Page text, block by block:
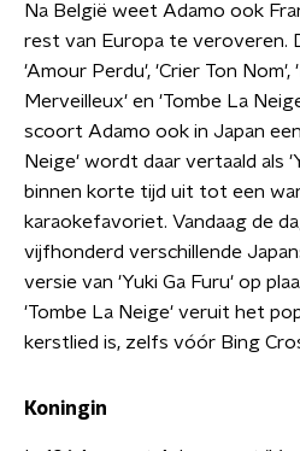
Na België weet Adamo ook
rest van Europa te veroveren.
'Amour Perdu', 'Crier Ton Nom',
Merveilleux' en 'Tombe La
scoort Adamo ook in Japan
Neige' wordt daar vertaald als
binnen korte tijd uit tot een
karaokefavoriet. Vandaag de
vijfhonderd verschillende
versie van 'Yuki Ga Furu' op
'Tombe La Neige' veruit het
kerstlied is, zelfs vóór Bing
Koningin